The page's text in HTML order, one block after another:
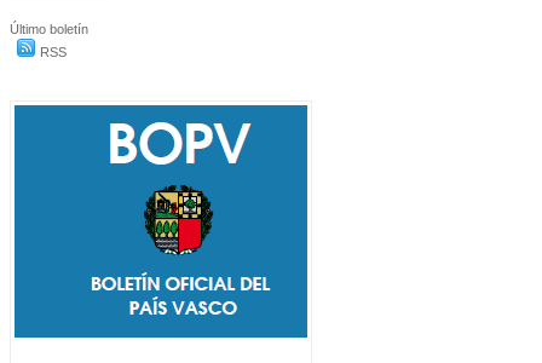
Último boletín
RSS